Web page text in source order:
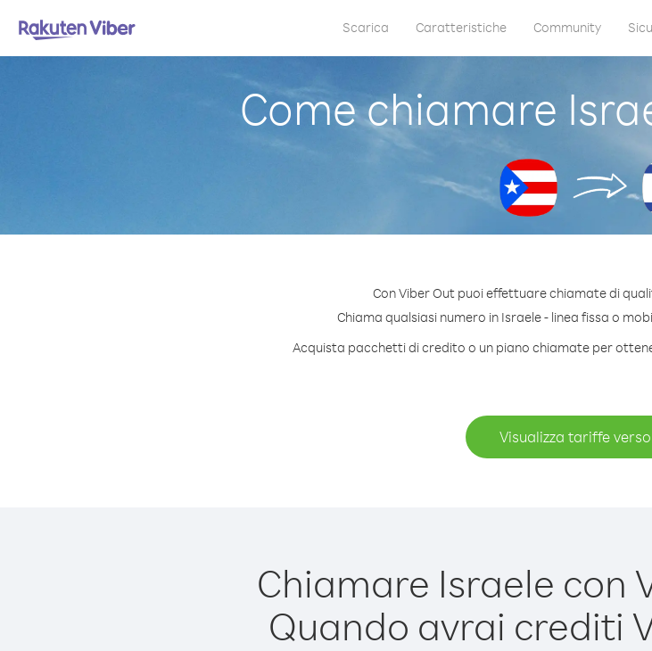
Scarica Caratteristiche Community
Come chiamare
Con Viber Out puoi effettuare chiamate di
Chiama qualsiasi numero in Israele - linea fissa o
Acquista pacchetti di credito o un piano chiamate per
Visualizza tariffe
Chiamare Israele con
Quando avrai crediti